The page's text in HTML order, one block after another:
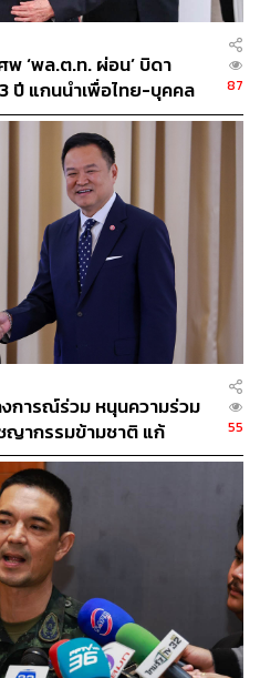
‘พล.ต.ท. ผ่อน’ บิดา
ปี แกนนำเพื่อไทย-บุคคล
87
การณ์ร่วม หนุนความร่วม
ญากรรมข้ามชาติ แก้
55